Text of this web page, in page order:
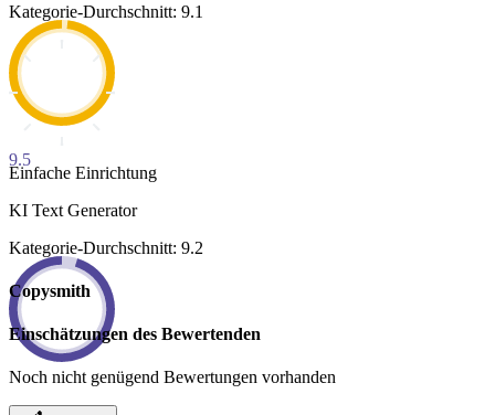
Kategorie-Durchschnitt: 9.1
9.5
Einfache Einrichtung
KI Text Generator
Kategorie-Durchschnitt: 9.2
Copysmith
Einschätzungen des Bewertenden
Noch nicht genügend Bewertungen vorhanden